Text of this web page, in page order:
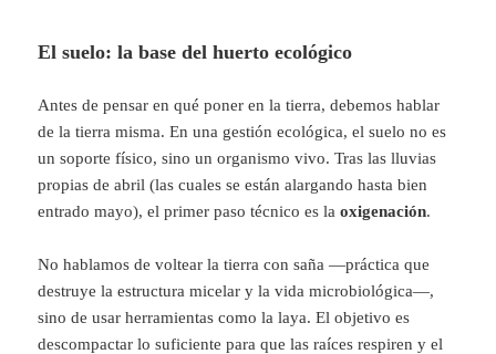
El suelo: la base del huerto ecológico
Antes de pensar en qué poner en la tierra, debemos hablar
de la tierra misma. En una gestión ecológica, el suelo no es
un soporte físico, sino un organismo vivo. Tras las lluvias
propias de abril (las cuales se están alargando hasta bien
entrado mayo), el primer paso técnico es laoxigenación.
No hablamos de voltear la tierra con saña —práctica que
destruye la estructura micelar y la vida microbiológica—,
sino de usar herramientas como la laya. El objetivo es
descompactar lo suficiente para que las raíces respiren y el